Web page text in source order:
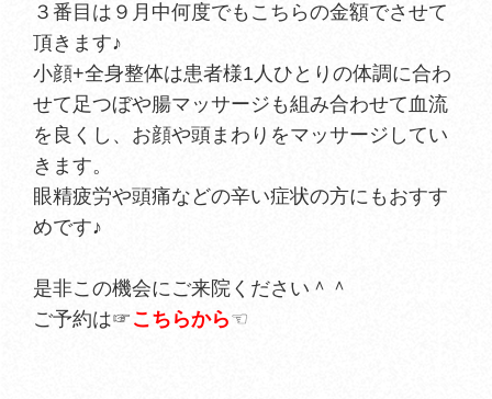
３番目は９月中何度でもこちらの金額でさせて
頂きます♪
小顔+全身整体は患者様1人ひとりの体調に合わ
せて足つぼや腸マッサージも組み合わせて血流
を良くし、お顔や頭まわりをマッサージしてい
きます。
眼精疲労や頭痛などの辛い症状の方にもおすす
めです♪
是非この機会にご来院ください＾＾
ご予約は☞ こちらから☜